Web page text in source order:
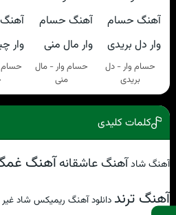
حسام وار - دل
بریدی
حسام وار - مال
منی
حسام
کلمات کلیدی
آهنگ شادآهنگ عاشقانهآهنگ
آهنگ ترند دانلود آهنگ ریمیکس شاد غیر